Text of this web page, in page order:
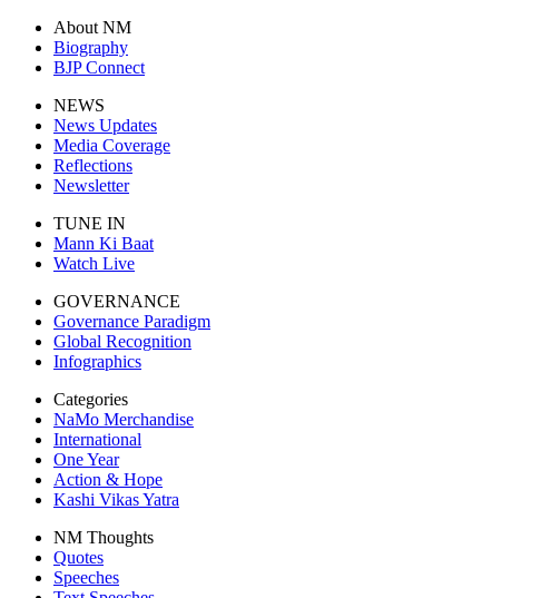
About NM
Biography
BJP Connect
NEWS
News Updates
Media Coverage
Reflections
Newsletter
TUNE IN
Mann Ki Baat
Watch Live
GOVERNANCE
Governance Paradigm
Global Recognition
Infographics
Categories
NaMo Merchandise
International
One Year
Action & Hope
Kashi Vikas Yatra
NM Thoughts
Quotes
Speeches